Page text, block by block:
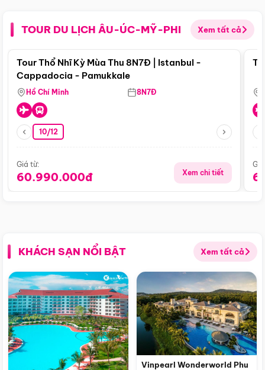
TOUR DU LỊCH ÂU-ÚC-MỸ-PHI Xem tất cả
Điểm nổi bật
Tour Thổ Nhĩ Kỳ Mùa Thu 8N7Đ | Istanbul -
Cappadocia - Pamukkale
Hồ Chí Minh 8N7Đ
10/12
Giá từ:
60.990.000đ Xem chi tiết
KHÁCH SẠN NỔI BẬT Xem tất cả
Vinpearl Wonderworld Phu